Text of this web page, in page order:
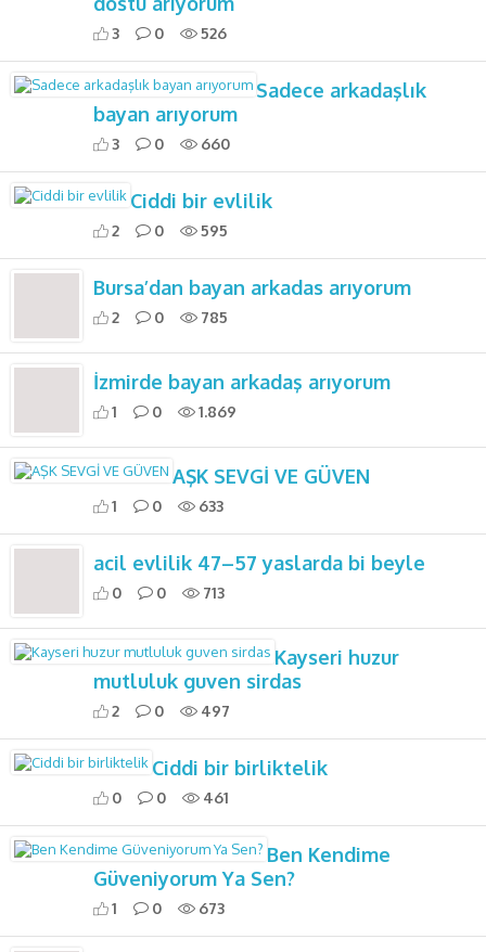
3 0 526
Sadece arkadaşlık
bayan arıyorum
3 0 660
Ciddi bir evlilik
2 0 595
Bursa’dan bayan arkadas arıyorum
2 0 785
İzmirde bayan arkadaş arıyorum
1 0 1.869
AŞK SEVGİ VE GÜVEN
1 0 633
acil evlilik 47–57 yaslarda bi beyle
0 0 713
Kayseri huzur
mutluluk guven sirdas
2 0 497
Ciddi bir birliktelik
0 0 461
Ben Kendime
Güveniyorum Ya Sen?
1 0 673